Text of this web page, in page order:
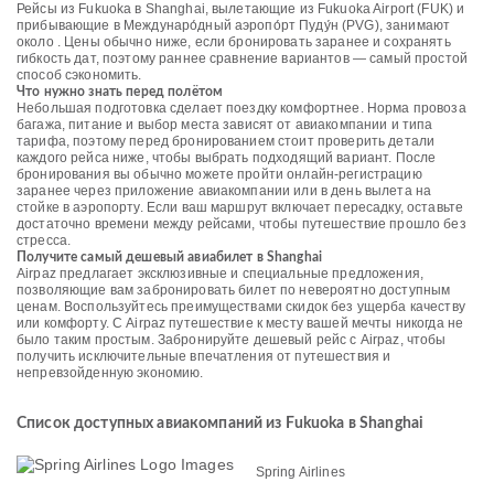
Рейсы из Fukuoka в Shanghai, вылетающие из Fukuoka Airport (FUK) и
прибывающие в Междунаро́дный аэропо́рт Пуду́н (PVG), занимают
около . Цены обычно ниже, если бронировать заранее и сохранять
гибкость дат, поэтому раннее сравнение вариантов — самый простой
способ сэкономить.
Что нужно знать перед полётом
Небольшая подготовка сделает поездку комфортнее. Норма провоза
багажа, питание и выбор места зависят от авиакомпании и типа
тарифа, поэтому перед бронированием стоит проверить детали
каждого рейса ниже, чтобы выбрать подходящий вариант. После
бронирования вы обычно можете пройти онлайн-регистрацию
заранее через приложение авиакомпании или в день вылета на
стойке в аэропорту. Если ваш маршрут включает пересадку, оставьте
достаточно времени между рейсами, чтобы путешествие прошло без
стресса.
Получите самый дешевый авиабилет в Shanghai
Airpaz предлагает эксклюзивные и специальные предложения,
позволяющие вам забронировать билет по невероятно доступным
ценам. Воспользуйтесь преимуществами скидок без ущерба качеству
или комфорту. С Airpaz путешествие к месту вашей мечты никогда не
было таким простым. Забронируйте дешевый рейс с Airpaz, чтобы
получить исключительные впечатления от путешествия и
непревзойденную экономию.
Список доступных авиакомпаний из Fukuoka в Shanghai
Spring Airlines